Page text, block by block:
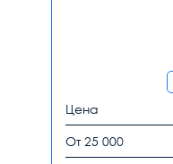
Цена
От 25 000